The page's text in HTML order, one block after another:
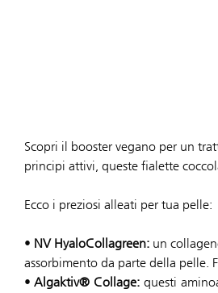
Scopri il booster vegano per un
principi attivi, queste fialette
Ecco i preziosi alleati per tua pelle:
• NV HyaloCollagreen: un
assorbimento da parte della pelle.
• Algaktiv® Collage: questi